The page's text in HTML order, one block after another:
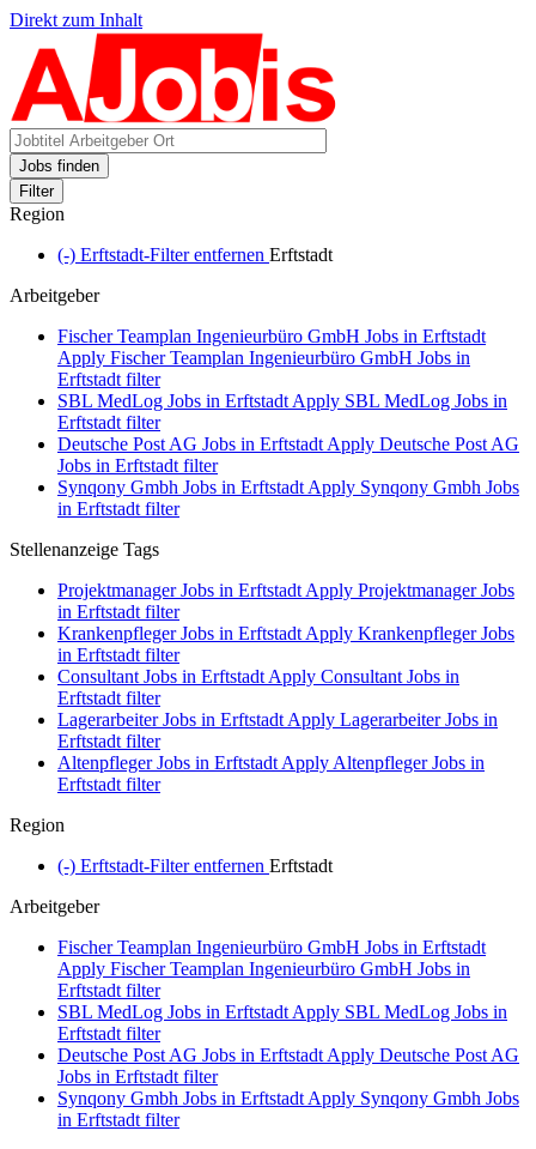
Direkt zum Inhalt
Jobs finden
Filter
Region
(-) Erftstadt-Filter entfernen Erftstadt
Arbeitgeber
Fischer Teamplan Ingenieurbüro GmbH Jobs in Erftstadt
Apply Fischer Teamplan Ingenieurbüro GmbH Jobs in
Erftstadt filter
SBL MedLog Jobs in Erftstadt Apply SBL MedLog Jobs in
Erftstadt filter
Deutsche Post AG Jobs in Erftstadt Apply Deutsche Post AG
Jobs in Erftstadt filter
Synqony Gmbh Jobs in Erftstadt Apply Synqony Gmbh Jobs
in Erftstadt filter
Stellenanzeige Tags
Projektmanager Jobs in Erftstadt Apply Projektmanager Jobs
in Erftstadt filter
Krankenpfleger Jobs in Erftstadt Apply Krankenpfleger Jobs
in Erftstadt filter
Consultant Jobs in Erftstadt Apply Consultant Jobs in
Erftstadt filter
Lagerarbeiter Jobs in Erftstadt Apply Lagerarbeiter Jobs in
Erftstadt filter
Altenpfleger Jobs in Erftstadt Apply Altenpfleger Jobs in
Erftstadt filter
Region
(-) Erftstadt-Filter entfernen Erftstadt
Arbeitgeber
Fischer Teamplan Ingenieurbüro GmbH Jobs in Erftstadt
Apply Fischer Teamplan Ingenieurbüro GmbH Jobs in
Erftstadt filter
SBL MedLog Jobs in Erftstadt Apply SBL MedLog Jobs in
Erftstadt filter
Deutsche Post AG Jobs in Erftstadt Apply Deutsche Post AG
Jobs in Erftstadt filter
Synqony Gmbh Jobs in Erftstadt Apply Synqony Gmbh Jobs
in Erftstadt filter